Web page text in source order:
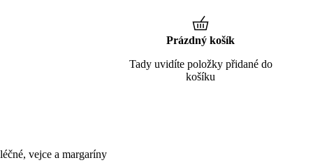
vejce a margaríny
Prázdný košík
Tady uvidíte položky přidané do
košíku